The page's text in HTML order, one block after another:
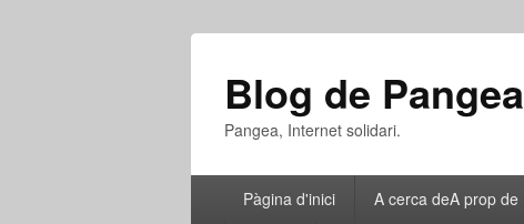
Blog de Pangea
Pangea, Internet solidari.
principalPàgina d'inici A cerca deA prop de